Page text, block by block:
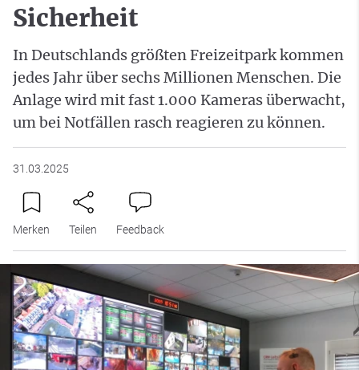
Sicherheit
In Deutschlands größten Freizeitpark kommen
jedes Jahr über sechs Millionen Menschen. Die
Anlage wird mit fast 1.000 Kameras überwacht,
um bei Notfällen rasch reagieren zu können.
31.03.2025
Merken Teilen Feedback